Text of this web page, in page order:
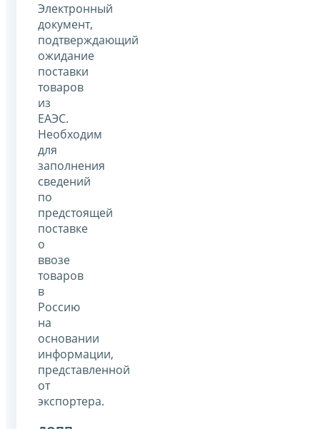
Электронный
документ,
подтверждающий
ожидание
поставки
товаров
из
ЕАЭС.
Необходим
для
заполнения
сведений
по
предстоящей
поставке
о
ввозе
товаров
в
Россию
на
основании
информации,
представленной
от
экспортера.